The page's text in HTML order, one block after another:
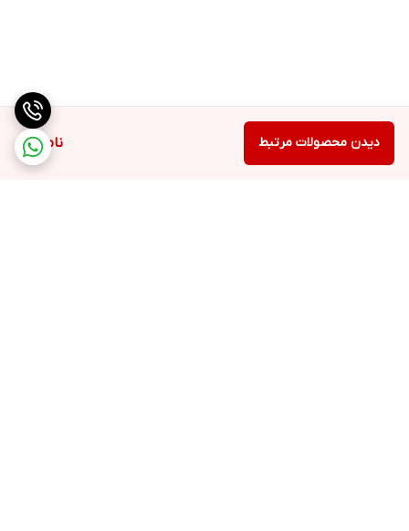
ناموجود دیدن محصولات مرتبط